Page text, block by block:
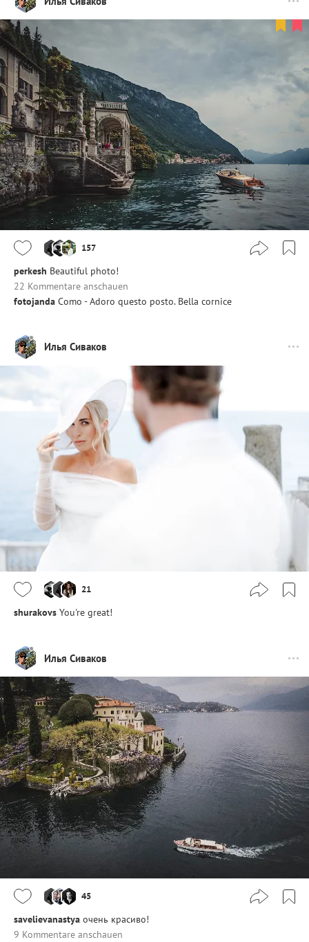
157
perkesh Beautiful photo!
22 Kommentare anschauen
fotojanda Como - Adoro questo posto. Bella cornice
Илья Сиваков
21
shurakovs You're great!
Илья Сиваков
45
savelievanastya очень красиво!
9 Kommentare anschauen